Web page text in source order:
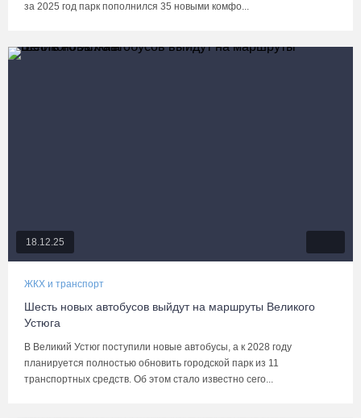
за 2025 год парк пополнился 35 новыми комфо...
18.12.25
ЖКХ и транспорт
Шесть новых автобусов выйдут на маршруты Великого
Устюга
В Великий Устюг поступили новые автобусы, а к 2028 году
планируется полностью обновить городской парк из 11
транспортных средств. Об этом стало известно сего...